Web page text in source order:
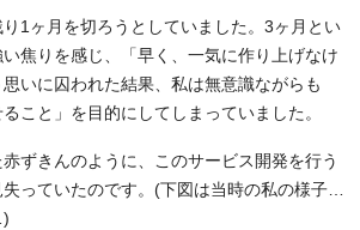
1ヶ月を切ろうとしていました。3ヶ月とい
焦りを感じ、「早く、一気に作り上げなけ
いに囚われた結果、私は無意識ながらも
こと」を目的にしてしまっていました。
ずきんのように、このサービス開発を行う
っていたのです。(下図は当時の私の様子…